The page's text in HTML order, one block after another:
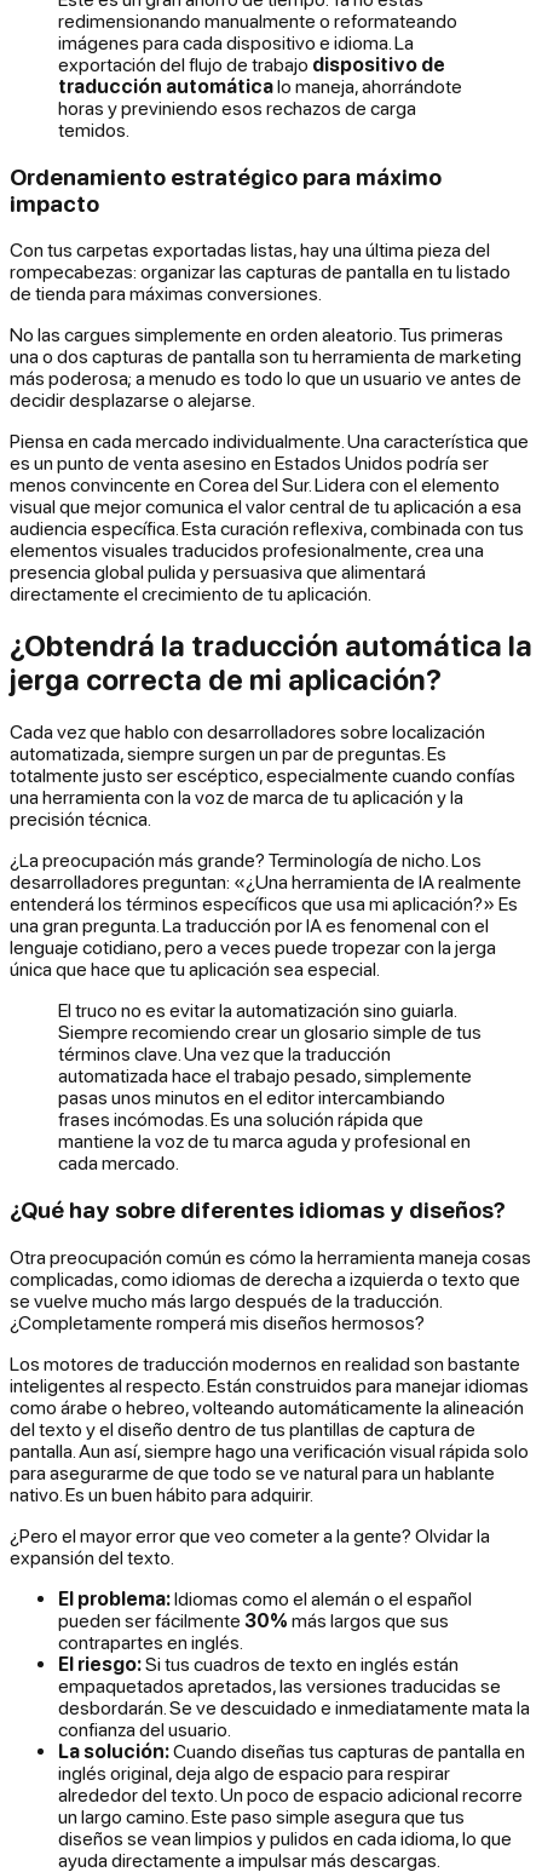
redimensionando manualmente o reformateando
imágenes para cada dispositivo e idioma. La
exportación del flujo de trabajo dispositivo de
traducción automáticalo maneja, ahorrándote
horas y previniendo esos rechazos de carga
temidos.
Ordenamiento estratégico para máximo
impacto
Con tus carpetas exportadas listas, hay una última pieza del
rompecabezas: organizar las capturas de pantalla en tu listado
de tienda para máximas conversiones.
No las cargues simplemente en orden aleatorio. Tus primeras
una o dos capturas de pantalla son tu herramienta de marketing
más poderosa; a menudo es todo lo que un usuario ve antes de
decidir desplazarse o alejarse.
Piensa en cada mercado individualmente. Una característica que
es un punto de venta asesino en Estados Unidos podría ser
menos convincente en Corea del Sur. Lidera con el elemento
visual que mejor comunica el valor central de tu aplicación a esa
audiencia específica . Esta curación reflexiva, combinada con tus
elementos visuales traducidos profesionalmente, crea una
presencia global pulida y persuasiva que alimentará
directamente el crecimiento de tu aplicación.
¿Obtendrá la traducción automática la
jerga correcta de mi aplicación?
Cada vez que hablo con desarrolladores sobre localización
automatizada, siempre surgen un par de preguntas. Es
totalmente justo ser escéptico, especialmente cuando confías
una herramienta con la voz de marca de tu aplicación y la
precisión técnica.
¿La preocupación más grande? Terminología de nicho. Los
desarrolladores preguntan: «¿Una herramienta de IA realmente
entenderá los términos específicos que usa mi aplicación?» Es
una gran pregunta. La traducción por IA es fenomenal con el
lenguaje cotidiano, pero a veces puede tropezar con la jerga
única que hace que tu aplicación sea especial.
El truco no es evitar la automatización sino guiarla.
Siempre recomiendo crear un glosario simple de tus
términos clave. Una vez que la traducción
automatizada hace el trabajo pesado, simplemente
pasas unos minutos en el editor intercambiando
frases incómodas. Es una solución rápida que
mantiene la voz de tu marca aguda y profesional en
cada mercado.
¿Qué hay sobre diferentes idiomas y diseños?
Otra preocupación común es cómo la herramienta maneja cosas
complicadas, como idiomas de derecha a izquierda o texto que
se vuelve mucho más largo después de la traducción.
¿Completamente romperá mis diseños hermosos?
Los motores de traducción modernos en realidad son bastante
inteligentes al respecto. Están construidos para manejar idiomas
como árabe o hebreo, volteando automáticamente la alineación
del texto y el diseño dentro de tus plantillas de captura de
pantalla. Aun así, siempre hago una verificación visual rápida solo
para asegurarme de que todo se ve natural para un hablante
nativo. Es un buen hábito para adquirir.
¿Pero el mayor error que veo cometer a la gente? Olvidar la
expansión del texto.
El problema:Idiomas como el alemán o el español
pueden ser fácilmente 30% más largos que sus
contrapartes en inglés.
El riesgo:Si tus cuadros de texto en inglés están
empaquetados apretados, las versiones traducidas se
desbordarán. Se ve descuidado e inmediatamente mata la
confianza del usuario.
La solución:Cuando diseñas tus capturas de pantalla en
inglés original, deja algo de espacio para respirar
alrededor del texto. Un poco de espacio adicional recorre
un largo camino. Este paso simple asegura que tus
diseños se vean limpios y pulidos en cada idioma, lo que
ayuda directamente a impulsar más descargas.